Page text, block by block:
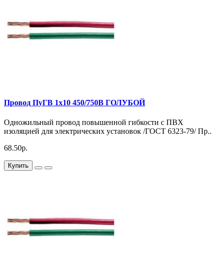
Провод ПуГВ 1х10 450/750В ГОЛУБОЙ
Одножильный провод повышенной гибкости с ПВХ
изоляцией для электрических установок /ГОСТ 6323-79/ Пр..
68.50р.
Купить